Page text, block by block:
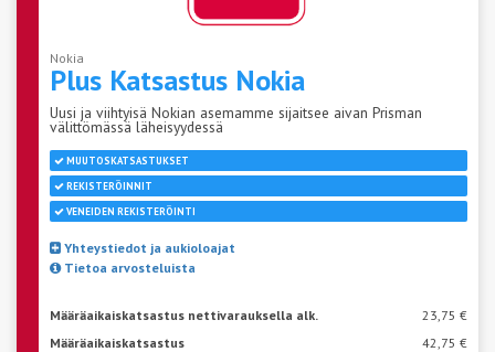
Nokia
Plus Katsastus Nokia
Uusi ja viihtyisä Nokian asemamme sijaitsee aivan Prisman
välittömässä läheisyydessä
MUUTOSKATSASTUKSET
REKISTERÖINNIT
VENEIDEN REKISTERÖINTI
Yhteystiedot ja aukioloajat
Tietoa arvosteluista
Määräaikaiskatsastus nettivarauksella alk.
23,75 €
Määräaikaiskatsastus
42,75 €